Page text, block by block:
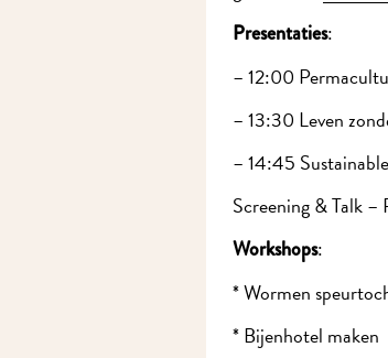
Presentaties:
– 12:00
– 13:30 Leven
– 14:45 Sustainable
Screening & Talk –
Workshops:
* Wormen
* Bijenhotel maken